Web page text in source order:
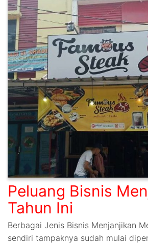
Peluang Bisnis
Tahun Ini
Berbagai Jenis Bisnis Menjanjikan
sendiri tampaknya sudah mulai